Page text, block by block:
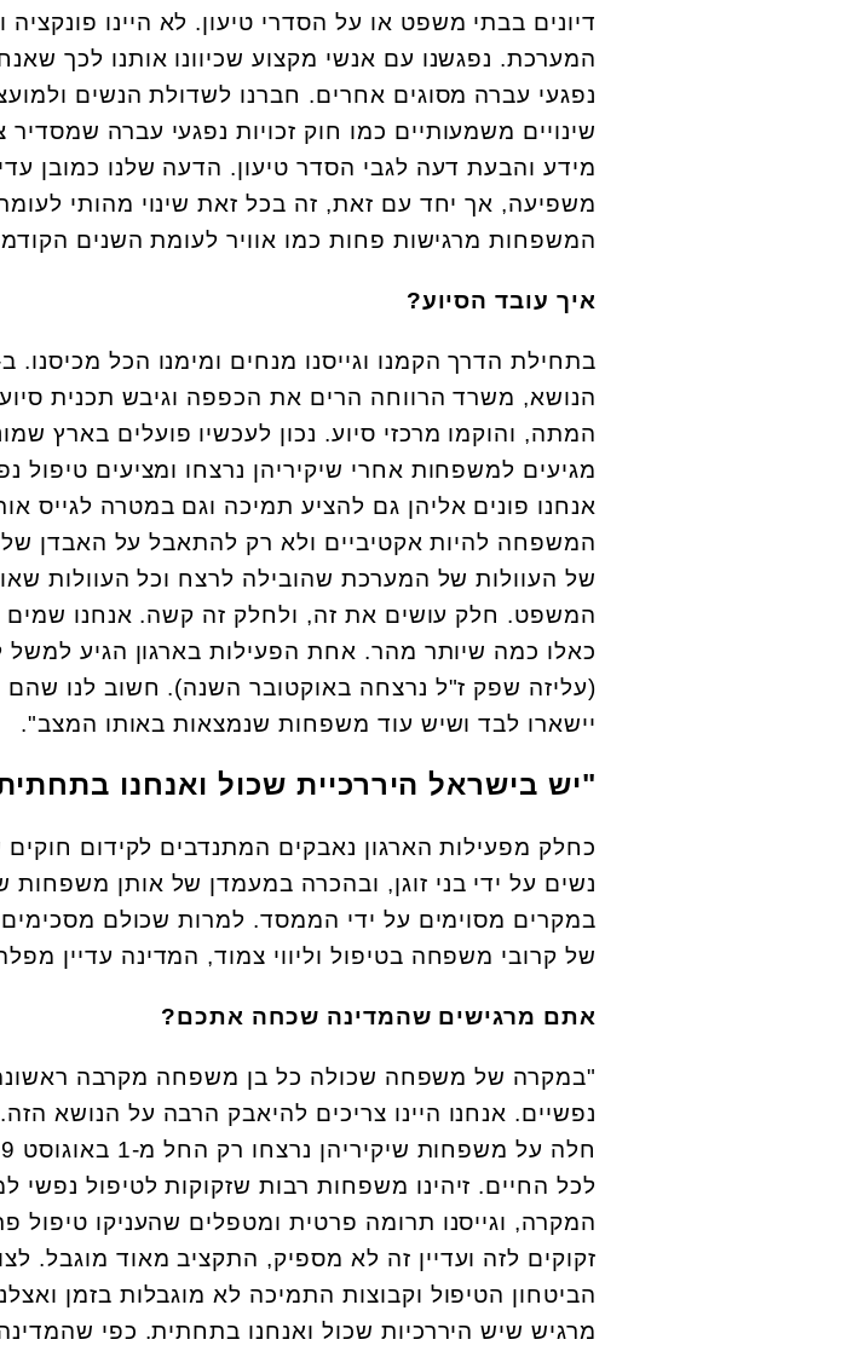
דיונים בבתי משפט או על הסדרי טיעון. לא היינו פונקציה
המערכת. נפגשנו עם אנשי מקצוע שכיוונו אותנו לכך
נפגעי עברה מסוגים אחרים. חברנו לשדולת הנשים
שינויים משמעותיים כמו חוק זכויות נפגעי עברה
מידע והבעת דעה לגבי הסדר טיעון. הדעה שלנו כמובן
משפיעה, אך יחד עם זאת, זה בכל זאת שינוי מהותי
המשפחות מרגישות פחות כמו אוויר לעומת השנים
איך עובד הסיוע?
הנושא, משרד הרווחה הרים את הכפפה וגיבש תכנית
המתה, והוקמו מרכזי סיוע. נכון לעכשיו פועלים בארץ
מגיעים למשפחות אחרי שיקיריהן נרצחו ומציעים טיפול
אנחנו פונים אליהן גם להציע תמיכה וגם במטרה לגייס
המשפחה להיות אקטיביים ולא רק להתאבל על האבדן
של העוולות של המערכת שהובילה לרצח וכל העוולות
המשפט. חלק עושים את זה, ולחלק זה קשה. אנחנו שמים
כאלו כמה שיותר מהר. אחת הפעילות בארגון הגיע
(עליזה שפק ז"ל נרצחה באוקטובר השנה). חשוב לנו
יישארו לבד ושיש עוד משפחות שנמצאות באותו המצב".
"יש בישראל היררכיית שכול ואנחנו
כחלק מפעילות הארגון נאבקים המתנדבים לקידום חוקים
נשים על ידי בני זוגן, ובהכרה במעמדן של אותן משפחות
במקרים מסוימים על ידי הממסד. למרות שכולם מסכימים
של קרובי משפחה בטיפול וליווי צמוד, המדינה עדיין
אתם מרגישים שהמדינה שכחה אתכם?
"במקרה של משפחה שכולה כל בן משפחה מקרבה
נפשיים. אנחנו היינו צריכים להיאבק הרבה על הנושא
לכל החיים. זיהינו משפחות רבות שזקוקות לטיפול נפשי
המקרה, וגייסנו תרומה פרטית ומטפלים שהעניקו טיפול
זקוקים לזה ועדיין זה לא מספיק, התקציב מאוד מוגבל.
הביטחון הטיפול וקבוצות התמיכה לא מוגבלות בזמן
מרגיש שיש היררכיות שכול ואנחנו בתחתית. כפי